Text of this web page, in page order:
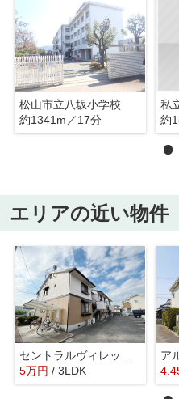
松山市立八坂小学校
約1341m／17分
私
約
エリアの近い物件
5万円 / 3LDK
ア